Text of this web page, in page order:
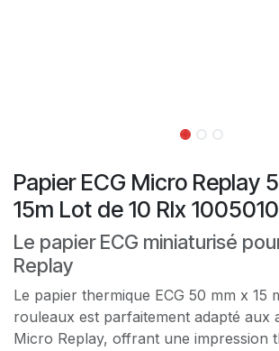
Papier ECG Micro Replay
15m Lot de 10 Rlx 1005010
Le papier ECG miniaturisé
Replay
Le papier thermique ECG 50 mm x 15
rouleaux est parfaitement adapté aux
Micro Replay, offrant une impression